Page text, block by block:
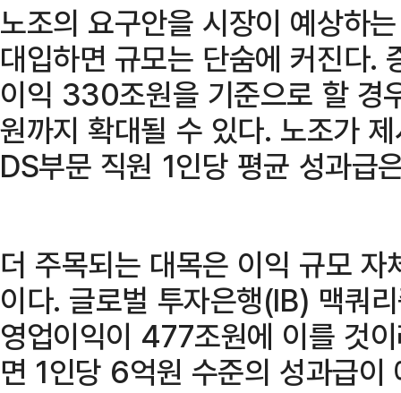
노조의 요구안을 시장이 예상하
대입하면 규모는 단숨에 커진다.
이익 330조원을 기준으로 할 경
원까지 확대될 수 있다. 노조가
DS부문 직원 1인당 평균 성과급
더 주목되는 대목은 이익 규모
이다. 글로벌 투자은행(IB) 맥쿼
영업이익이 477조원에 이를 것
면 1인당 6억원 수준의 성과급이